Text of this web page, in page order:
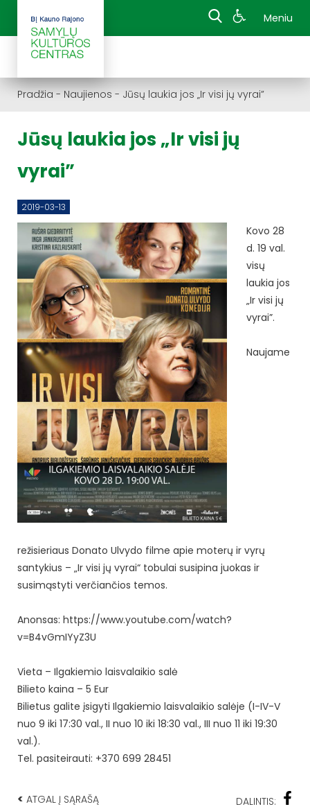
Meniu
Pradžia - Naujienos - Jūsų laukia jos „Ir visi jų vyrai”
Jūsų laukia jos „Ir visi jų
vyrai”
2019-03-13
Kovo 28
d. 19 val.
visų
laukia jos
„Ir visi jų
vyrai”.
Naujame
režisieriaus Donato Ulvydo filme apie moterų ir vyrų
santykius – „Ir visi jų vyrai“ tobulai susipina juokas ir
susimąstyti verčiančios temos.
Anonsas: https://www.youtube.com/watch?
v=B4vGmIYyZ3U
Vieta – Ilgakiemio laisvalaikio salė
Bilieto kaina – 5 Eur
Bilietus galite įsigyti Ilgakiemio laisvalaikio salėje (I-IV-V
nuo 9 iki 17:30 val., II nuo 10 iki 18:30 val., III nuo 11 iki 19:30
val.).
Tel. pasiteirauti: +370 699 28451
< ATGAL Į SĄRAŠĄ DALINTIS: